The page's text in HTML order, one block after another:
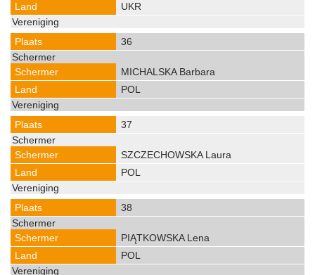
UKR
36
MICHALSKA Barbara
POL
37
SZCZECHOWSKA Laura
POL
38
PIĄTKOWSKA Lena
POL